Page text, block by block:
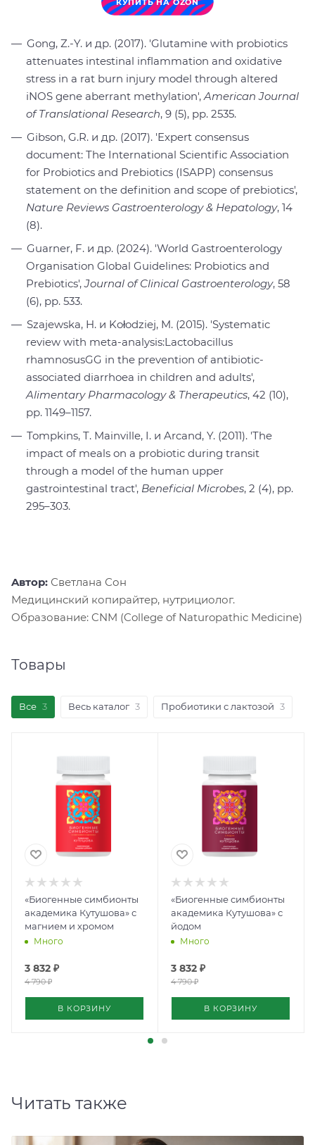
Gong, Z.-Y. и др. (2017). 'Glutamine with probiotics
attenuates intestinal inflammation and oxidative
stress in a rat burn injury model through altered
iNOS gene aberrant methylation', American Journal
of Translational Research, 9 (5), pp. 2535.
Gibson, G.R. и др. (2017). 'Expert consensus
document: The International Scientific Association
for Probiotics and Prebiotics (ISAPP) consensus
statement on the definition and scope of prebiotics',
Nature Reviews Gastroenterology & Hepatology, 14
(8).
Guarner, F. и др. (2024). 'World Gastroenterology
Organisation Global Guidelines: Probiotics and
Prebiotics',Journal of Clinical Gastroenterology, 58
(6), pp. 533.
Szajewska, H. и Kołodziej, M. (2015). 'Systematic
review with meta-analysis:Lactobacillus
rhamnosusGG in the prevention of antibiotic-
associated diarrhoea in children and adults',
Alimentary Pharmacology & Therapeutics, 42 (10),
pp. 1149–1157.
Tompkins, T. Mainville, I. и Arcand, Y. (2011). 'The
impact of meals on a probiotic during transit
through a model of the human upper
gastrointestinal tract', Beneficial Microbes, 2 (4), pp.
295–303.
Aвтор: Светлана Сон
Медицинский копирайтер, нутрициолог.
Образование: CNM (College of Naturopathic Medicine)
Товары
Все 3 Весь каталог 3 Пробиотики с лактозой 3
«Биогенные симбионты
академика Кутушова» с
магнием и хромом
Много
3 832 ₽
4 790₽
В КОРЗИНУ
«Биогенные симбионты
академика Кутушова» с
йодом
Много
3 832 ₽
4 790₽
В КОРЗИНУ
Читать также